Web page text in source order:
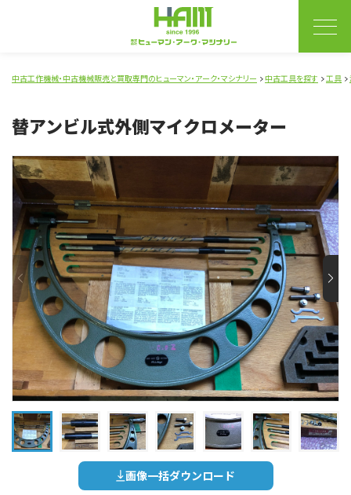
中古工作機械・中古機械販売と買取専門のヒューマン・アーク・マシナリー 中古工具を探す 工具
替アンビル式外側マイクロメーター
画像一括ダウンロード